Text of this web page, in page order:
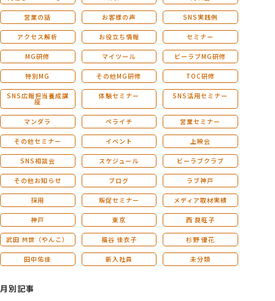
営業の話 お客様の声 SNS実践例
アクセス解析 お役立ち情報 セミナー
MG研修 マイツール ビーラブMG研修
特別MG その他MG研修 TOC研修
SNS広報担当養成講
座
体験セミナー SNS活用セミナー
マンダラ ペライチ 営業セミナー
その他セミナー イベント 上映会
SNS相談会 スケジュール ビーラブクラブ
その他お知らせ ブログ ラブ神戸
採用 販促セミナー メディア取材実績
神戸 東京 西 良旺子
武田 共世（やんこ） 福谷 佳衣子 杉野 優花
田中佑佳 新入社員 未分類
月別記事